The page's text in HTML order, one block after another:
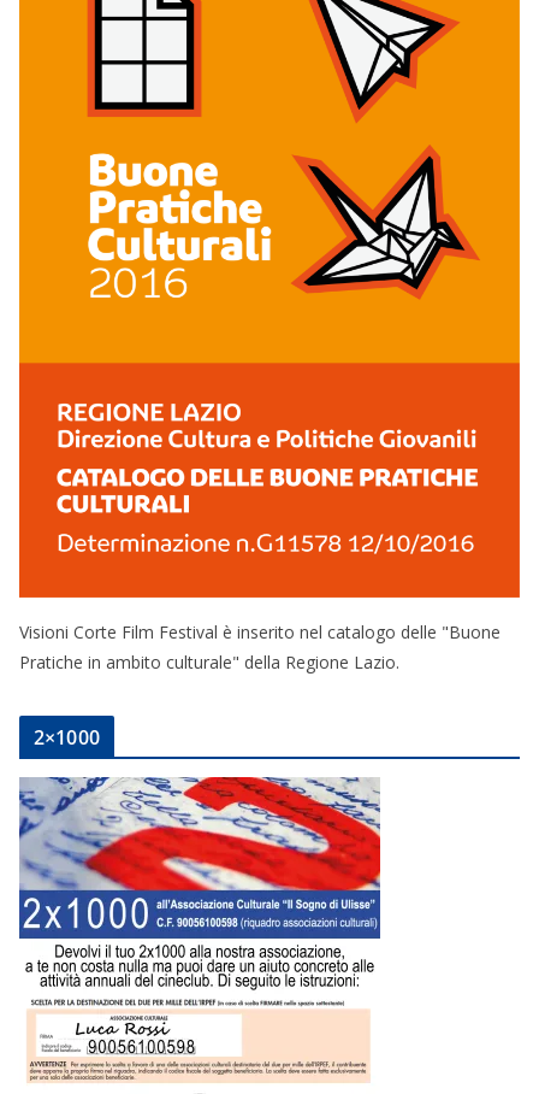
Visioni Corte Film Festival è inserito nel catalogo delle "Buone
Pratiche in ambito culturale" della Regione Lazio.
2×1000